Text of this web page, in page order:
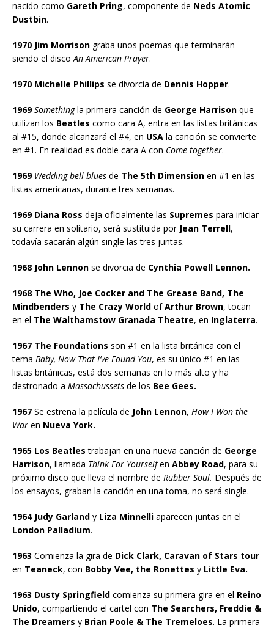
nacido como Gareth Pring, componente de Neds Atomic
Dustbin.
1970 Jim Morrison graba unos poemas que terminarán
siendo el disco An American Prayer.
1970 Michelle Phillips se divorcia de Dennis Hopper.
1969 Somethingla primera canción de George Harrison que
utilizan los Beatles como cara A, entra en las listas británicas
al #15, donde alcanzará el #4, en USA la canción se convierte
en #1. En realidad es doble cara A con Come together.
1969Wedding bell blues de The 5th Dimension en #1 en las
listas americanas, durante tres semanas.
1969 Diana Ross deja oficialmente las Supremes para iniciar
su carrera en solitario, será sustituida por Jean Terrell,
todavía sacarán algún single las tres juntas.
1968 John Lennon se divorcia de Cynthia Powell Lennon.
1968 The Who, Joe Cocker and The Grease Band, The
Mindbenders y The Crazy World ofArthur Brown, tocan
en el The Walthamstow Granada Theatre, en Inglaterra.
1967 The Foundations son #1 en la lista británica con el
tema Baby, Now That I’ve Found You, es su único #1 en las
listas británicas, está dos semanas en lo más alto y ha
destronado a Massachussets de los Bee Gees.
1967 Se estrena la película de John Lennon, How I Won the
War en Nueva York.
1965 Los Beatles trabajan en una nueva canción de George
Harrison, llamada Think For Yourselfen Abbey Road, para su
próximo disco que lleva el nombre de Rubber Soul. Después de
los ensayos, graban la canción en una toma, no será single.
1964 Judy Garland y Liza Minnelli aparecen juntas en el
London Palladium.
1963 Comienza la gira de Dick Clark, Caravan of Stars tour
en Teaneck, con Bobby Vee, the Ronettes y Little Eva.
1963 Dusty Springfield comienza su primera gira en el Reino
Unido, compartiendo el cartel con The Searchers, Freddie &
The Dreamers y Brian Poole & The Tremeloes. La primera